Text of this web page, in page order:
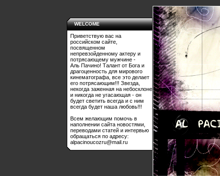
WELCOME
Приветствую вас на
российском сайте,
посвященном
непревзойденному актеру и
потрясающему мужчине -
Аль Пачино! Талант от Бога и
драгоценность для мирового
кинематографа, все это делает
его потрясающим!!! Звезда,
некогда заженная на небосклоне
и никогда не угасающая - он
будет светить всегда и с ним
всегда будет наша любовь!!!
Всем желающим помочь в
наполнении сайта новостями,
переводами статей и интервью
обращаться по адресу:
alpacinoucozru@mail.ru